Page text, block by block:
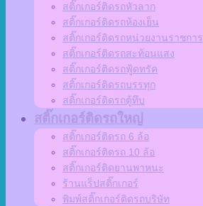
สติ๊กเกอร์ติดรถหัวลาก
สติ๊กเกอร์ติดรถห้องเย็น
สติ๊กเกอร์ติดรถหน่วยงานราชการ
สติ๊กเกอร์ติดรถสะท้อนแสง
สติ๊กเกอร์ติดรถฟู้ดทรัค
สติ๊กเกอร์ติดรถบรรทุก
สติ๊กเกอร์ติดรถตู้ทึบ
สติ๊กเกอร์ติดรถใหญ่
สติ๊กเกอร์ติดรถ 6 ล้อ
สติ๊กเกอร์ติดรถ 10 ล้อ
สติ๊กเกอร์ติดยานพาหนะ
ร้านแร็ปสติ๊กเกอร์
พิมพ์สติ๊กเกอร์ติดรถบริษัท